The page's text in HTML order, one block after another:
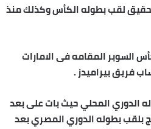
لقب بطوله الكأس وكذلك منذ
السوبر المقامه فى الامارات
فريق بيراميدز .
الدوري المحلي حيث بات على بعد
بلقب بطوله الدوري المصري بعد